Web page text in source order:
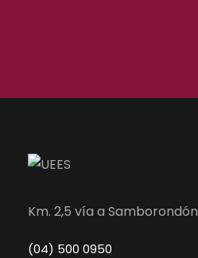
Km. 2,5 vía a Samborondón
(04) 500 0950